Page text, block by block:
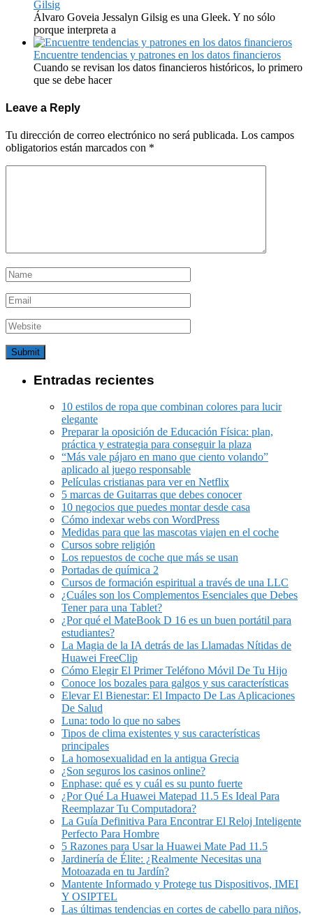
Gilsig
Álvaro Goveia Jessalyn Gilsig es una Gleek. Y no sólo
porque interpreta a
Encuentre tendencias y patrones en los datos financieros
Cuando se revisan los datos financieros históricos, lo primero
que se debe hacer
Leave a Reply
Tu dirección de correo electrónico no será publicada. Los campos
obligatorios están marcados con *
Entradas recientes
10 estilos de ropa que combinan colores para lucir
elegante
Preparar la oposición de Educación Física: plan,
práctica y estrategia para conseguir la plaza
“Más vale pájaro en mano que ciento volando”
aplicado al juego responsable
Películas cristianas para ver en Netflix
5 marcas de Guitarras que debes conocer
10 negocios que puedes montar desde casa
Cómo indexar webs con WordPress
Medidas para que las mascotas viajen en el coche
Cursos sobre religión
Los repuestos de coche que más se usan
Portadas de química 2
Cursos de formación espiritual a través de una LLC
¿Cuáles son los Complementos Esenciales que Debes
Tener para una Tablet?
¿Por qué el MateBook D 16 es un buen portátil para
estudiantes?
La Magia de la IA detrás de las Llamadas Nítidas de
Huawei FreeClip
Cómo Elegir El Primer Teléfono Móvil De Tu Hijo
Conoce los bozales para galgos y sus características
Elevar El Bienestar: El Impacto De Las Aplicaciones
De Salud
Luna: todo lo que no sabes
Tipos de clima existentes y sus características
principales
La homosexualidad en la antigua Grecia
¿Son seguros los casinos online?
Enphase: qué es y cuál es su punto fuerte
¿Por Qué La Huawei Matepad 11.5 Es Ideal Para
Reemplazar Tu Computadora?
La Guía Definitiva Para Encontrar El Reloj Inteligente
Perfecto Para Hombre
5 Razones para Usar la Huawei Mate Pad 11.5
Jardinería de Élite: ¿Realmente Necesitas una
Motoazada en tu Jardín?
Mantente Informado y Protege tus Dispositivos, IMEI
Y OSIPTEL
Las últimas tendencias en cortes de cabello para niños,